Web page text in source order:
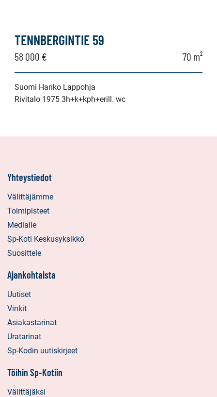
TENNBERGINTIE 59
58 000 € 70 m²
Suomi Hanko Lappohja
Rivitalo 1975 3h+k+kph+erill. wc
Yhteystiedot
Välittäjämme
Toimipisteet
Medialle
Sp-Koti Keskusyksikkö
Suosittele
Ajankohtaista
Uutiset
Vinkit
Asiakastarinat
Uratarinat
Sp-Kodin uutiskirjeet
Töihin Sp-Kotiin
Välittäjäksi